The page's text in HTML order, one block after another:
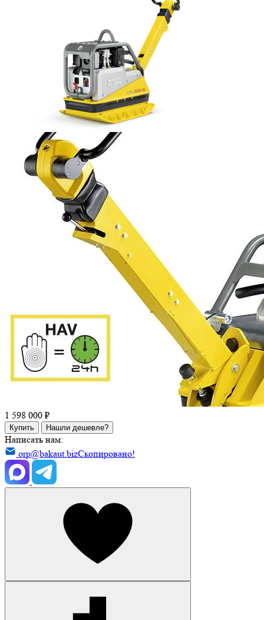
1 598 000 ₽
Купить Нашли дешевле?
Написать нам:
orp@bakaut.bizСкопировано!